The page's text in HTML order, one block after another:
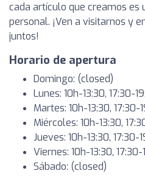
cada artículo que creamos es
personal. ¡Ven a visitarnos y
juntos!
Horario de apertura
Domingo: (closed)
Lunes: 10h-13:30, 17:30-
Martes: 10h-13:30, 17:30-
Miércoles: 10h-13:30,
Jueves: 10h-13:30, 17:30-
Viernes: 10h-13:30, 17:30-
Sábado: (closed)